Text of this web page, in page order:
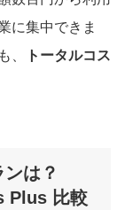
に集中できま
、
トータルコス
は？
Plus 比較